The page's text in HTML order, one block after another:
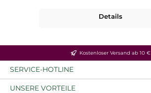
Details
Kostenloser Versand ab 10 €
SERVICE-HOTLINE
UNSERE VORTEILE